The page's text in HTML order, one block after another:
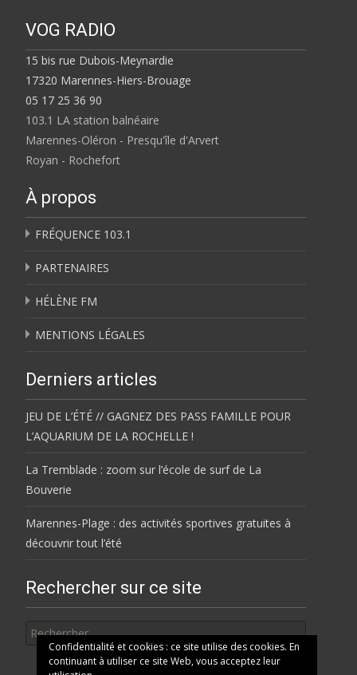
VOG RADIO
15 bis rue Dubois-Meynardie
17320 Marennes-Hiers-Brouage
05 17 25 36 90
103.1 LA station balnéaire
Marennes-Oléron - Presqu'île d'Arvert
Royan - Rochefort
À propos
FRÉQUENCE 103.1
PARTENAIRES
HÉLÈNE FM
MENTIONS LÉGALES
Derniers articles
JEU DE L’ÉTÉ // GAGNEZ DES PASS FAMILLE POUR
L’AQUARIUM DE LA ROCHELLE !
La Tremblade : zoom sur l’école de surf de La
Bouverie
Marennes-Plage : des activités sportives gratuites à
découvrir tout l’été
Rechercher sur ce site
Confidentialité et cookies : ce site utilise des cookies. En
continuant à utiliser ce site Web, vous acceptez leur